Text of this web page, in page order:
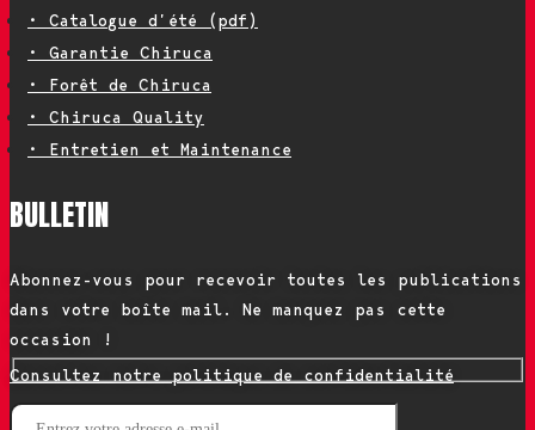
• Catalogue d’été (pdf)
• Garantie Chiruca
• Forêt de Chiruca
• Chiruca Quality
• Entretien et Maintenance
BULLETIN
Abonnez-vous pour recevoir toutes les publications
dans votre boîte mail. Ne manquez pas cette
occasion !
Consultez notre politique de confidentialité